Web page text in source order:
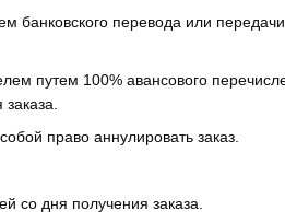
банковского перевода или
путем 100% авансового
право аннулировать заказ.
со дня получения заказа.